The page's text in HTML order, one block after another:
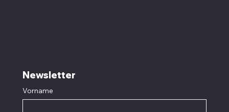
Newsletter
Vorname